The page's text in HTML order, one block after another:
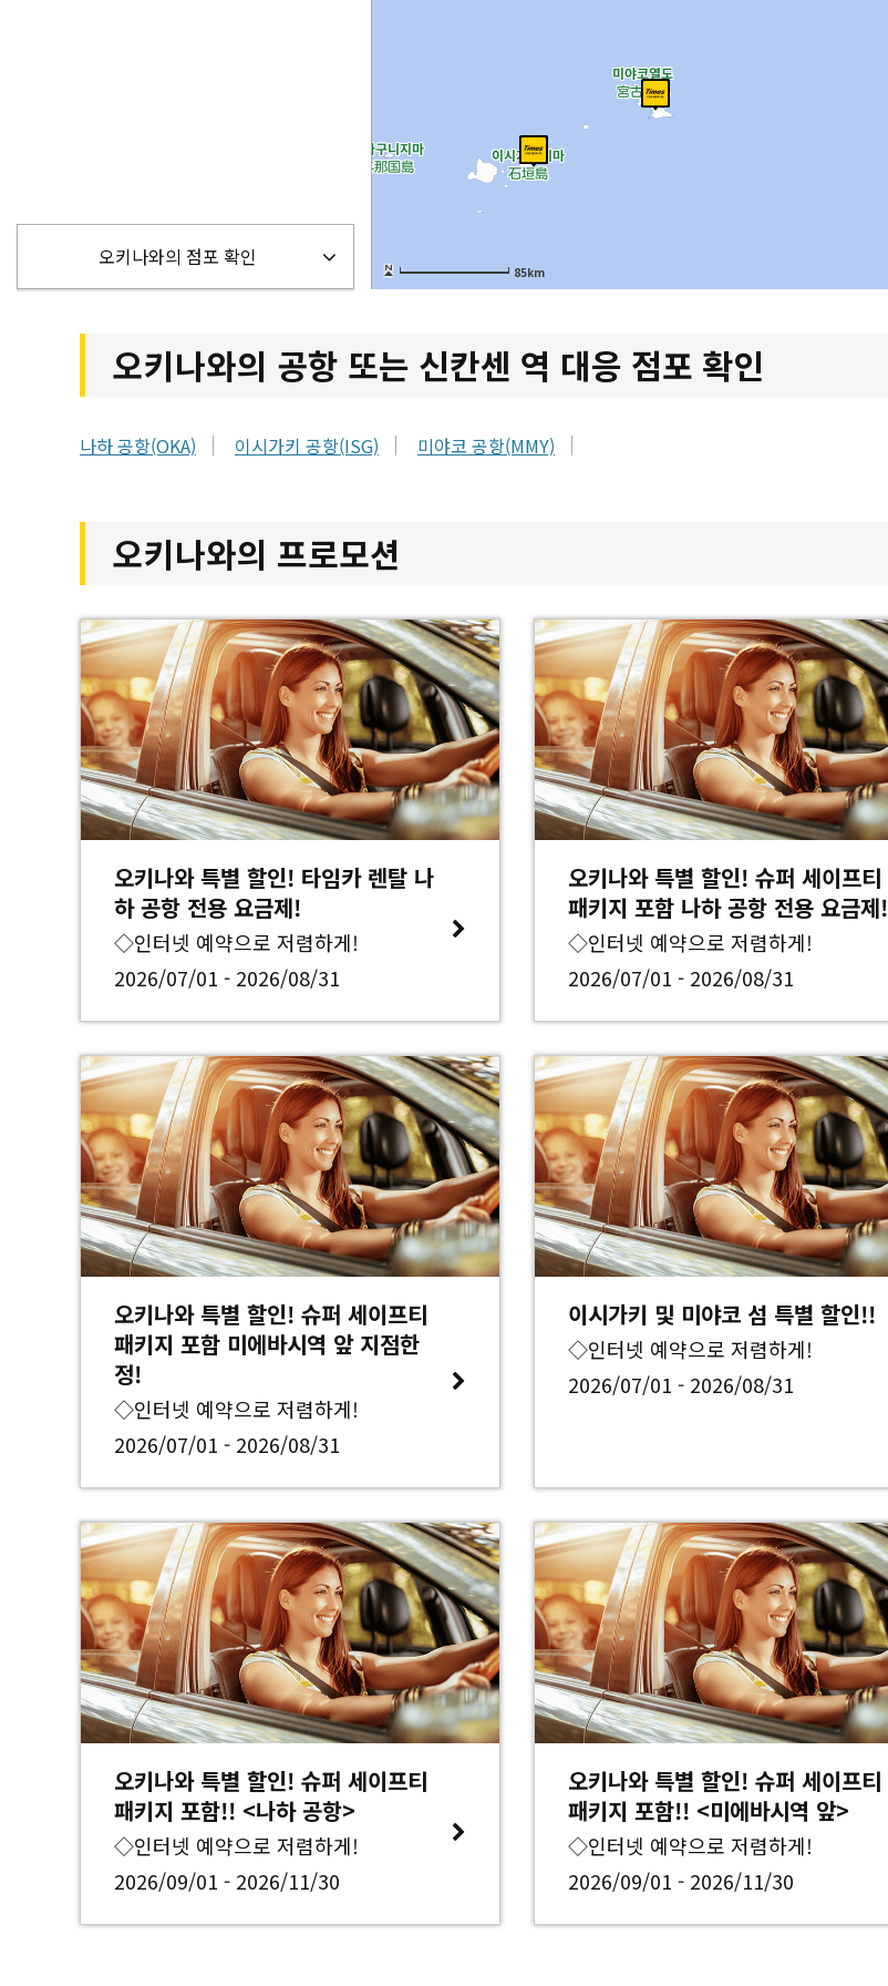
오키나와의 점포 확인
85km
오키나와의 공항 또는 신칸센 역 대응 점포 확인
나하 공항(OKA) 이시가키 공항(ISG) 미야코 공항(MMY)
오키나와의 프로모션
오키나와 특별 할인! 타임카 렌탈 나
하 공항 전용 요금제!
◇인터넷 예약으로 저렴하게!
2026/07/01 - 2026/08/31
오키나와 특별 할인! 슈퍼 세이프티
패키지 포함 나하 공항 전용 요금제!
◇인터넷 예약으로 저렴하게!
2026/07/01 - 2026/08/31
오키나와 특별 할인! 슈퍼 세이프티
패키지 포함 미에바시역 앞 지점한
정!
◇인터넷 예약으로 저렴하게!
2026/07/01 - 2026/08/31
이시가키 및 미야코 섬 특별 할인!!
◇인터넷 예약으로 저렴하게!
2026/07/01 - 2026/08/31
오키나와 특별 할인! 슈퍼 세이프티
패키지 포함!! <나하 공항>
◇인터넷 예약으로 저렴하게!
2026/09/01 - 2026/11/30
오키나와 특별 할인! 슈퍼 세이프티
패키지 포함!! <미에바시역 앞>
◇인터넷 예약으로 저렴하게!
2026/09/01 - 2026/11/30